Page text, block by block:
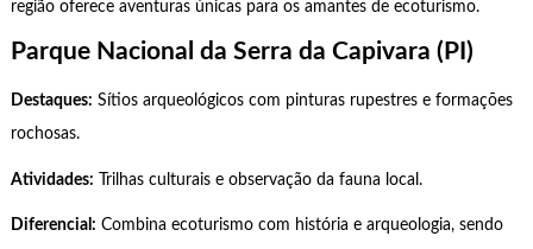
região oferece aventuras únicas para os amantes de ecoturismo.
Parque Nacional da Serra da Capivara (PI)
Destaques: Sítios arqueológicos com pinturas rupestres e formações
rochosas.
Atividades: Trilhas culturais e observação da fauna local.
Diferencial: Combina ecoturismo com história e arqueologia, sendo